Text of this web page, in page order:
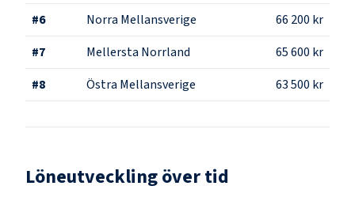
#6 Norra Mellansverige
66 200 kr
#7 Mellersta Norrland
65 600 kr
#8 Östra Mellansverige 63 500 kr
Löneutveckling över tid